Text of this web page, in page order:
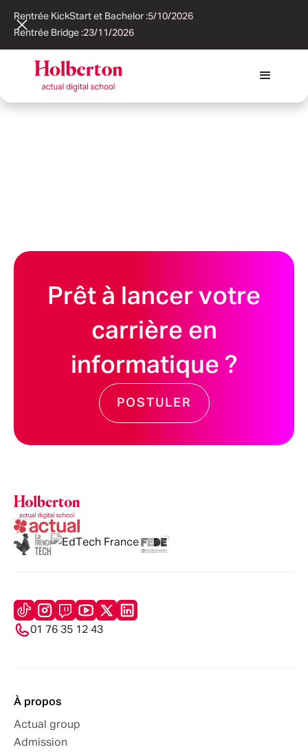
Rentrée KickStart et Bachelor :5/10/2026
Rentrée Bridge :23/11/2026
Prêt à lancer votre
carrière en
informatique ?
POSTULER
01 76 35 12 43
À propos
Actual group
Admission